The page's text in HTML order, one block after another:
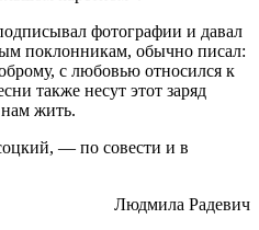
фотографии и давал
поклонникам, обычно писал:
с любовью относился к
также несут этот заряд
жить.
— по совести и в
Людмила Радевич